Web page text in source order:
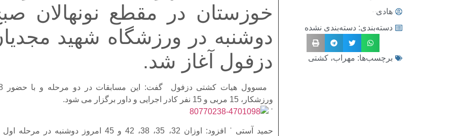
هادی
دسته‌بندی: دسته‌بندی نشده
برچسب‌ها: مهراب، کشتی
خوزستان در مقطع نونهالان
دوشنبه در ورزشگاه شهید
دزفول آغاز شد.
مسوول
ورزشکار، 15 مربی و 15 نفر کادر اجرایی و داور برگزار می شود.
ˈ
حمید آستی ˈ افزود: اوزان 32، 35، 38، 42 و 45 امروز دوشنبه در مرحله